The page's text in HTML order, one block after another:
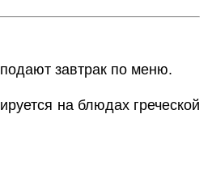
завтрак по меню.
на блюдах греческой